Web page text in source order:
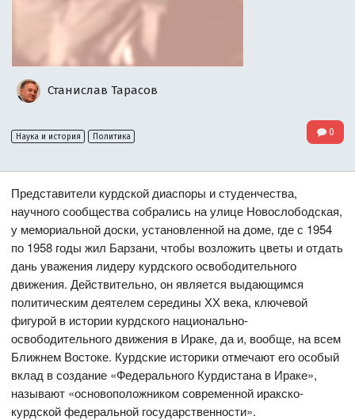
Станислав Тарасов
Наука и история Политика 0
Представители курдской диаспоры и студенчества,
научного сообщества собрались на улице Новослободская,
у мемориальной доски, установленной на доме, где с 1954
по 1958 годы жил Барзани, чтобы возложить цветы и отдать
дань уважения лидеру курдского освободительного
движения. Действительно, он является выдающимся
политическим деятелем середины ХХ века, ключевой
фигурой в истории курдского национально-
освободительного движения в Ираке, да и, вообще, на всем
Ближнем Востоке. Курдские историки отмечают его особый
вклад в создание «Федерального Курдистана в Ираке»,
называют «основоположником современной иракско-
курдской федеральной государственности».